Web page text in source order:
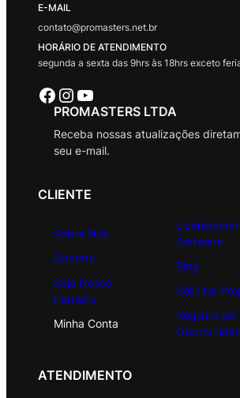
E-MAIL
contato@promasters.net.br
HORÁRIO DE ATENDIMENTO
segunda a sexta das 9hrs às 18hrs exceto
Facebook Instagram Youtube
PROMASTERS LTDA
Receba nossas atualizações
seu e-mail.
CLIENTE
Sobre Nós
Contato
Seja Nosso
Parceiro
Minha Conta
Software
Blog
Solicitar
Registro de
ATENDIMENTO